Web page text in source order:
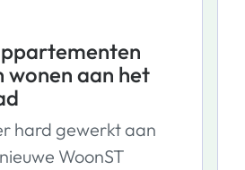
aan het
hard gewerkt aan
WoonST